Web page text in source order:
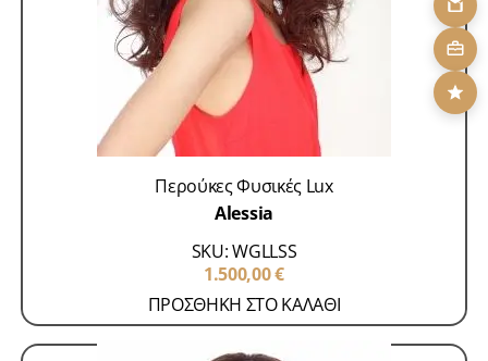
Περούκες Φυσικές Lux
Alessia
SKU: WGLLSS
1.500,00€
ΠΡΟΣΘΗΚΗ ΣΤΟ ΚΑΛΑΘΙ